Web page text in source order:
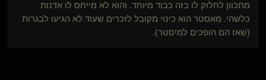
מתכוון לחלוק לו בזה כבוד מיוחד. והוא לא מייחס לו אדנות
כלשהי. מאסטר הוא כינוי מקובל לזכרים שעוד לא הגיעו לבגרות
(שאז הם הופכים למיסטר).